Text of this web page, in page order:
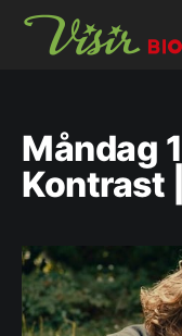
Måndag
Kontrast